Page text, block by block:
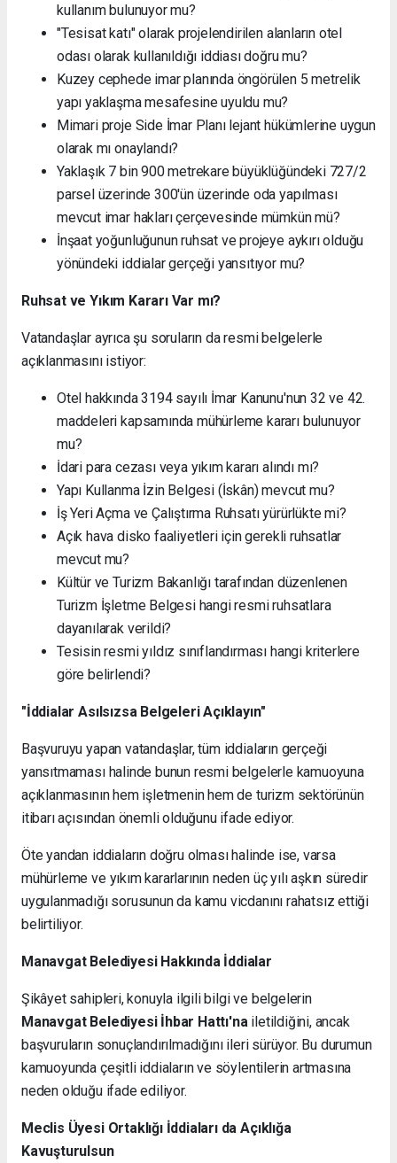
kullanım bulunuyor mu?
"Tesisat katı" olarak projelendirilen alanların otel
odası olarak kullanıldığı iddiası doğru mu?
Kuzey cephede imar planında öngörülen 5 metrelik
yapı yaklaşma mesafesine uyuldu mu?
Mimari proje Side İmar Planı lejant hükümlerine uygun
olarak mı onaylandı?
Yaklaşık 7 bin 900 metrekare büyüklüğündeki 727/2
parsel üzerinde 300'ün üzerinde oda yapılması
mevcut imar hakları çerçevesinde mümkün mü?
İnşaat yoğunluğunun ruhsat ve projeye aykırı olduğu
yönündeki iddialar gerçeği yansıtıyor mu?
Ruhsat ve Yıkım Kararı Var mı?
Vatandaşlar ayrıca şu soruların da resmi belgelerle
açıklanmasını istiyor:
Otel hakkında 3194 sayılı İmar Kanunu'nun 32 ve 42.
maddeleri kapsamında mühürleme kararı bulunuyor
mu?
İdari para cezası veya yıkım kararı alındı mı?
Yapı Kullanma İzin Belgesi (İskân) mevcut mu?
İş Yeri Açma ve Çalıştırma Ruhsatı yürürlükte mi?
Açık hava disko faaliyetleri için gerekli ruhsatlar
mevcut mu?
Kültür ve Turizm Bakanlığı tarafından düzenlenen
Turizm İşletme Belgesi hangi resmi ruhsatlara
dayanılarak verildi?
Tesisin resmi yıldız sınıflandırması hangi kriterlere
göre belirlendi?
"İddialar Asılsızsa Belgeleri Açıklayın"
Başvuruyu yapan vatandaşlar, tüm iddiaların gerçeği
yansıtmaması halinde bunun resmi belgelerle kamuoyuna
açıklanmasının hem işletmenin hem de turizm sektörünün
itibarı açısından önemli olduğunu ifade ediyor.
Öte yandan iddiaların doğru olması halinde ise, varsa
mühürleme ve yıkım kararlarının neden üç yılı aşkın süredir
uygulanmadığı sorusunun da kamu vicdanını rahatsız ettiği
belirtiliyor.
Manavgat Belediyesi Hakkında İddialar
Şikâyet sahipleri, konuyla ilgili bilgi ve belgelerin
Manavgat Belediyesi İhbar Hattı'na iletildiğini, ancak
başvuruların sonuçlandırılmadığını ileri sürüyor. Bu durumun
kamuoyunda çeşitli iddiaların ve söylentilerin artmasına
neden olduğu ifade ediliyor.
Meclis Üyesi Ortaklığı İddiaları da Açıklığa
Kavuşturulsun